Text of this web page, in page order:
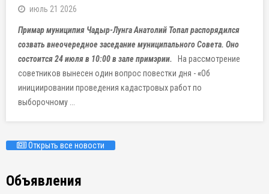
июль 21 2026
Примар муниципия Чадыр-Лунга Анатолий Топал распорядился
созвать внеочередное заседание муниципального Совета. Оно
состоится 24 июля в 10:00 в зале примэрии. На рассмотрение
советников вынесен один вопрос повестки дня -«Об
инициировании проведения кадастровых работ по
выборочному ...
Открыть все новости
Объявления